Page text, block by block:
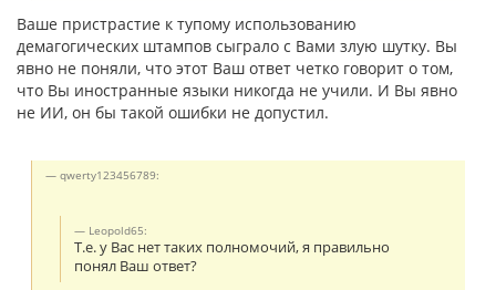
Ваше пристрастие к тупому использованию
демагогических штампов сыграло с Вами злую шутку. Вы
явно не поняли, что этот Ваш ответ четко говорит о том,
что Вы иностранные языки никогда не учили. И Вы явно
не ИИ, он бы такой ошибки не допустил.
qwerty123456789:
Leopold65:
Т.е. у Вас нет таких полномочий, я правильно
понял Ваш ответ?